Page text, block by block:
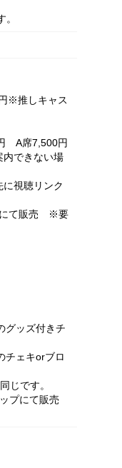
※推しキャス
A席7,500円
できない場
視聴リンク
にて販売 ※要
ッズ付きチ
チェキorブロ
じです。
プにて販売